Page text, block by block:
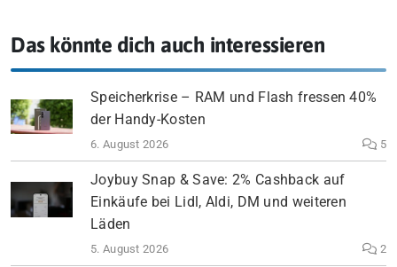
Das könnte dich auch interessieren
Speicherkrise – RAM und Flash fressen 40%
der Handy-Kosten
6. August 2026 5
Joybuy Snap & Save: 2% Cashback auf
Einkäufe bei Lidl, Aldi, DM und weiteren
Läden
5. August 2026 2